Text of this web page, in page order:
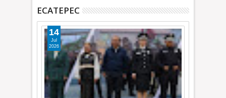
ECATEPEC
14
Jul
2026